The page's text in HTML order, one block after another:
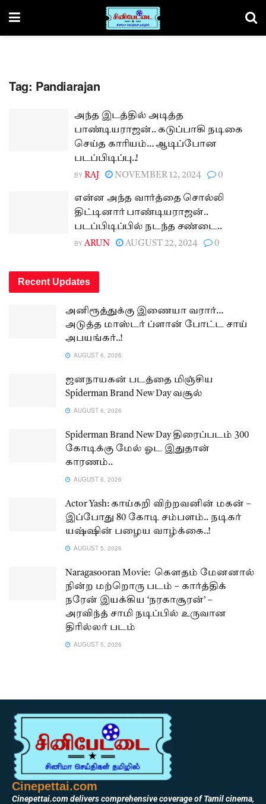
Tag: Pandiarajan
அந்த இடத்தில் அடித்த
பாண்டியராஜன்.. கடுப்பாகி நடிகை
செய்த காரியம்… ஆடிப்போன
படப்பிடிப்பு..!
BY RAJ NOVEMBER 12, 2024 0
என்ன அந்த வார்த்தை சொல்லி
திட்டினார் பாண்டியராஜன்..
படப்பிடிப்பில் நடந்த சண்டை..
BY ARUN AUGUST 22, 2024 0
Recent Updates
அனிரூத்துக்கு இணையா வரார்…
அடுத்த மாஸ்டர் ப்ளான் போட்ட சாய்
அபயங்கர்..!
AUGUST 6, 2026
ஜனநாயகன் படத்தை மிஞ்சிய
Spiderman Brand New Day வசூல்
AUGUST 6, 2026
Spiderman Brand New Day திரைப்படம் 300
கோடிக்கு மேல் ஓட இதுதான்
காரணம்..
AUGUST 6, 2026
Actor Yash: காய்கறி விற்றவனின் மகன் –
இப்போது 80 கோடி சம்பளம்.. நடிகர்
யஷ்ஷின் பழைய வாழ்க்கை..!
AUGUST 5, 2026
Naragasooran Movie: கௌதம் மேனனால்
நின்ற மற்றொரு படம் – கார்த்திக்
நரேன் இயக்கிய ‘நரகாசூரன்’ –
அரவிந்த் சாமி நடிப்பில் உருவான
திரில்லர் படம்
AUGUST 5, 2026
Cinepettai.com
Cinepettai.com delivers comprehensive coverage of Tamil cinema,